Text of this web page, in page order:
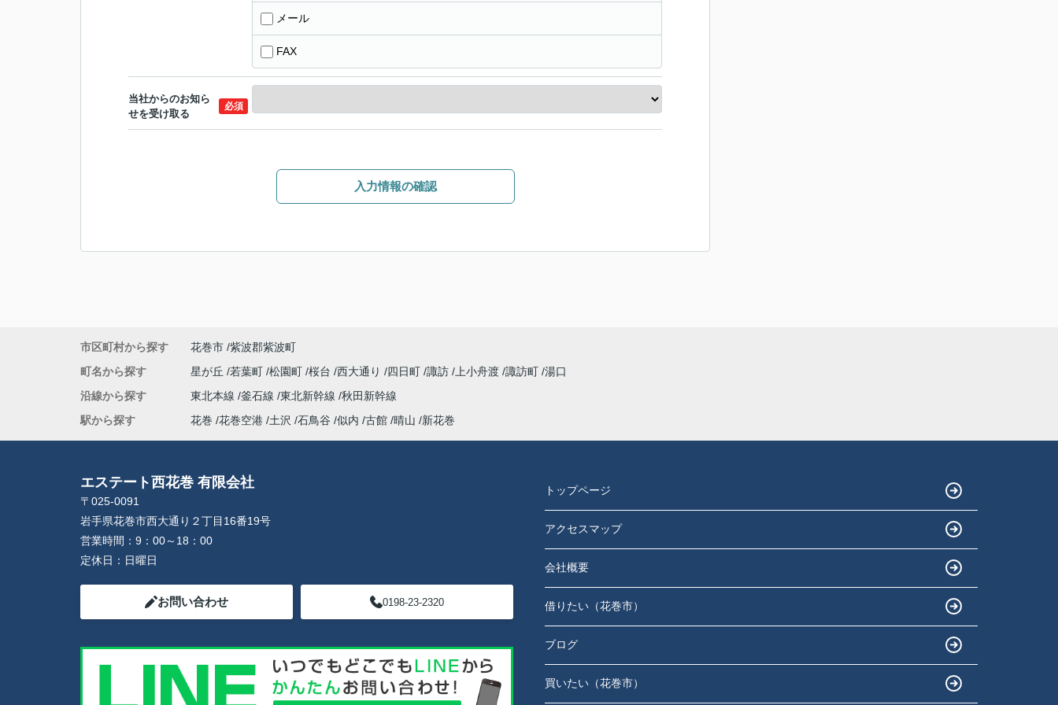
メール
FAX
当社からのお知ら
せを受け取る
必須
入力情報の確認
市区町村から探す 花巻市 紫波郡紫波町
町名から探す
星が丘 若葉町 松園町 桜台 西大通り 四日町 諏訪 上小舟渡 諏訪町 湯口
沿線から探す
東北本線 釜石線 東北新幹線 秋田新幹線
駅から探す
花巻 花巻空港 土沢 石鳥谷 似内 古館 晴山 新花巻
エステート西花巻 有限会社
〒025-0091
岩手県花巻市西大通り２丁目16番19号
営業時間： 9：00～18：00
定休日： 日曜日
お問い合わせ 0198-23-2320
トップページ
アクセスマップ
会社概要
借りたい（花巻市）
ブログ
買いたい（花巻市）